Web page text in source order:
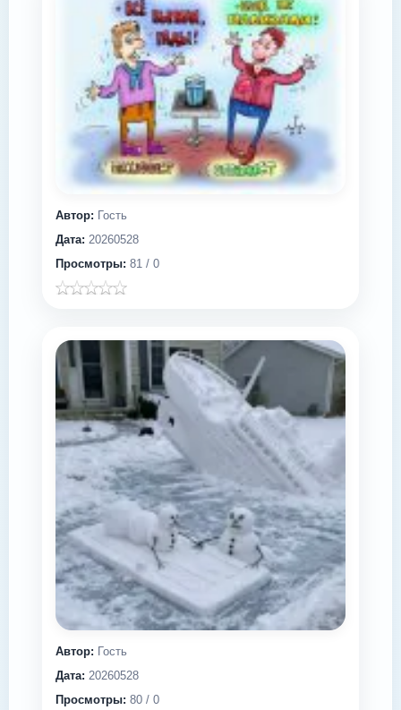
Автор: Гость
Дата: 20260528
Просмотры: 81 / 0
Автор: Гость
Дата: 20260528
Просмотры: 80 / 0